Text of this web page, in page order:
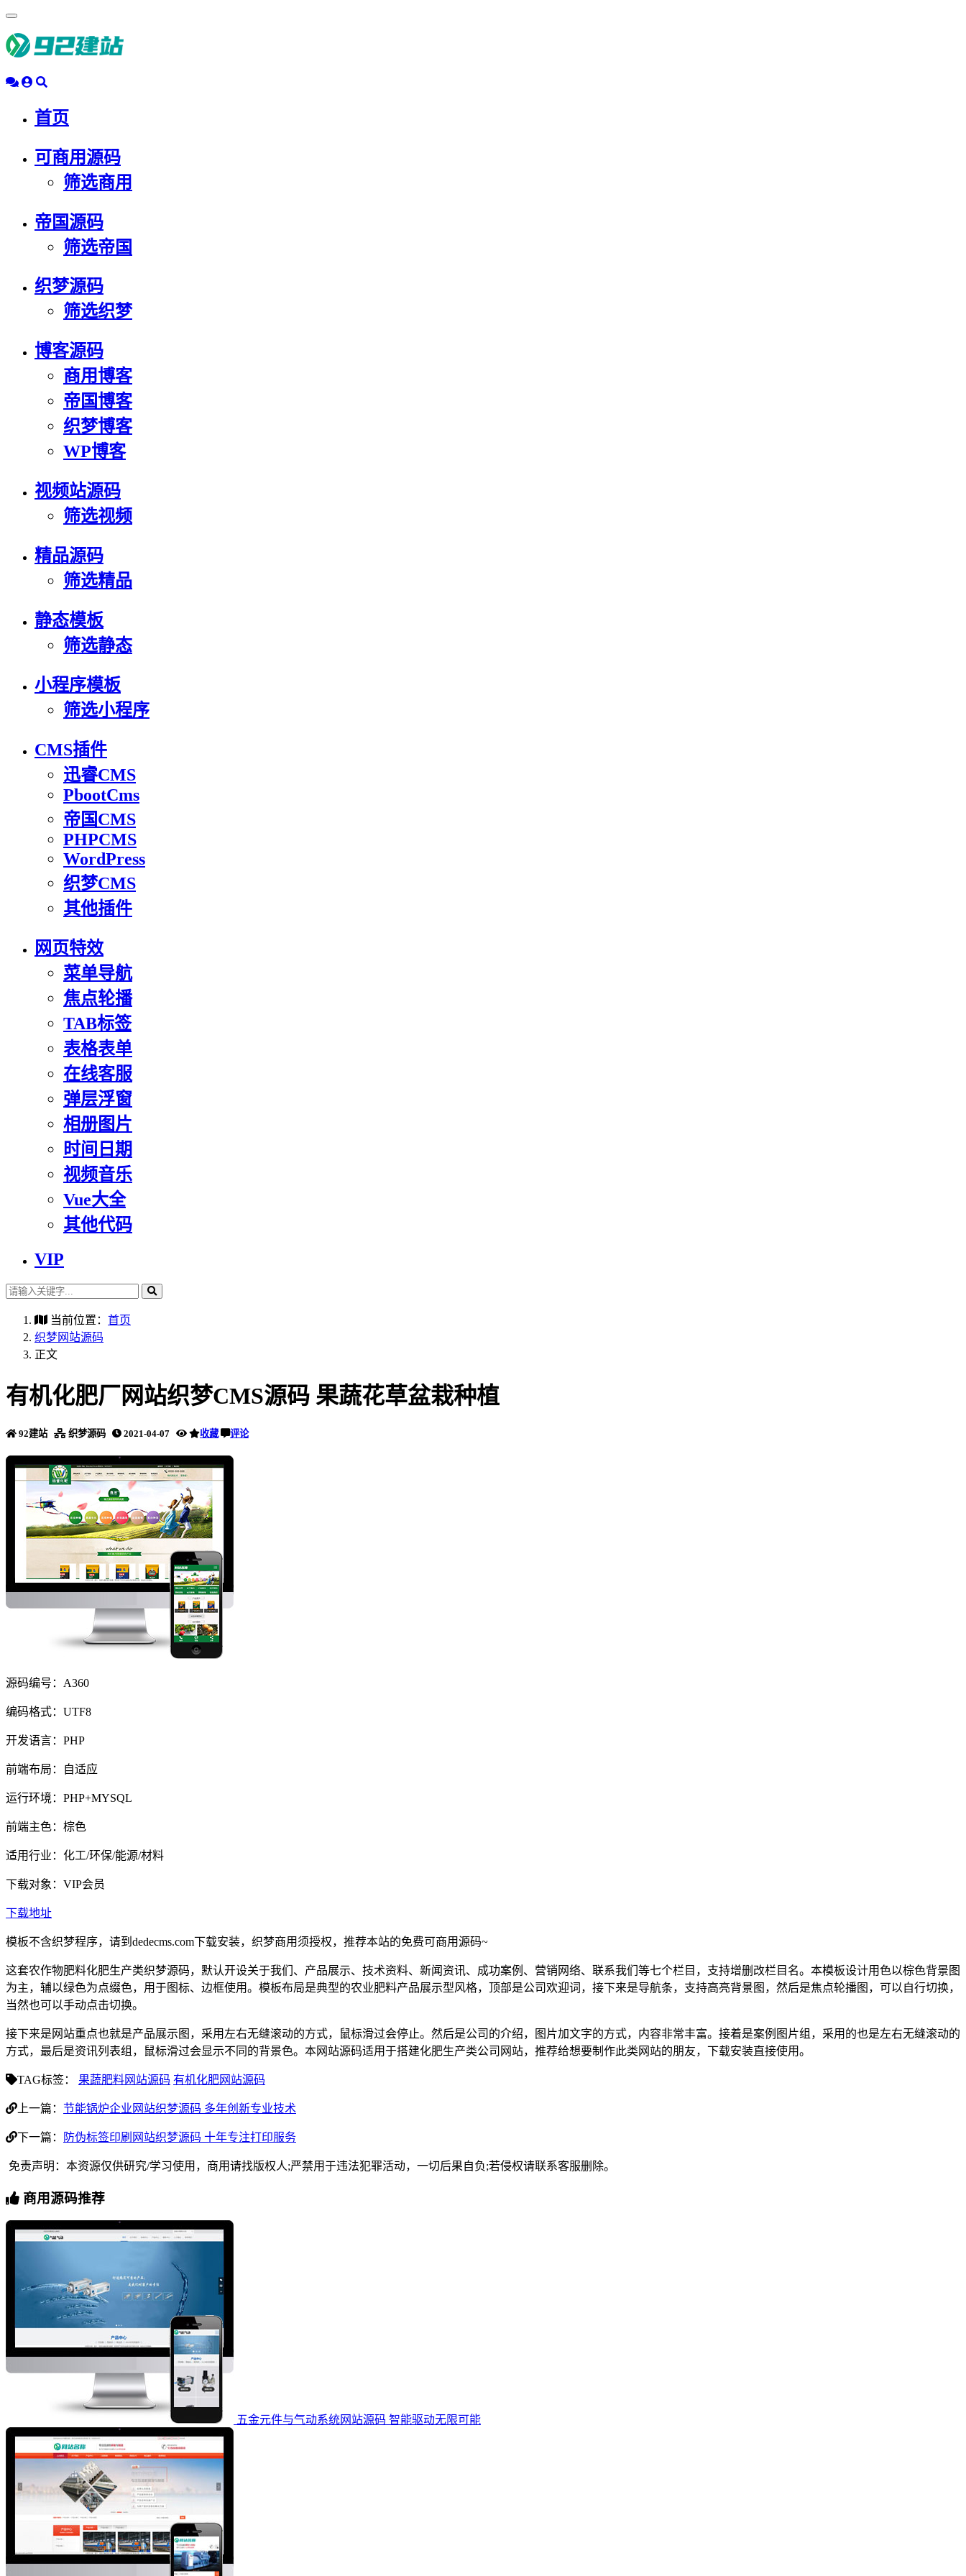
动
导
首页
可商用源码
筛选商用
帝国源码
筛选帝国
织梦源码
筛选织梦
博客源码
商用博客
帝国博客
织梦博客
WP博客
视频站源码
筛选视频
精品源码
筛选精品
静态模板
筛选静态
小程序模板
筛选小程序
CMS插件
迅睿CMS
PbootCms
帝国CMS
PHPCMS
WordPress
织梦CMS
其他插件
网页特效
菜单导航
焦点轮播
TAB标签
表格表单
在线客服
弹层浮窗
相册图片
时间日期
视频音乐
Vue大全
其他代码
VIP
当前位置： 首页
织梦网站源码
正文
有机化肥厂网站织梦CMS源码 果蔬花草盆栽种植
92建站 织梦源码 2021-04-07 收藏 评论
源码编号：A360
编码格式：UTF8
开发语言：PHP
前端布局：自适应
运行环境：PHP+MYSQL
前端主色：棕色
适用行业：化工/环保/能源/材料
下载对象：VIP会员
下载地址
模板不含织梦程序，请到dedecms.com下载安装，织梦商用须授权，推荐本站的免费可商用源码~
这套农作物肥料化肥生产类织梦源码，默认开设关于我们、产品展示、技术资料、新闻资讯、成功案例、营销网络、联系我们等七个栏目，支持增删改栏目名。本模板设计用色以棕色背景图
为主，辅以绿色为点缀色，用于图标、边框使用。模板布局是典型的农业肥料产品展示型风格，顶部是公司欢迎词，接下来是导航条，支持高亮背景图，然后是焦点轮播图，可以自行切换，
当然也可以手动点击切换。
接下来是网站重点也就是产品展示图，采用左右无缝滚动的方式，鼠标滑过会停止。然后是公司的介绍，图片加文字的方式，内容非常丰富。接着是案例图片组，采用的也是左右无缝滚动的
方式，最后是资讯列表组，鼠标滑过会显示不同的背景色。本网站源码适用于搭建化肥生产类公司网站，推荐给想要制作此类网站的朋友，下载安装直接使用。
TAG标签： 果蔬肥料网站源码 有机化肥网站源码
上一篇： 节能锅炉企业网站织梦源码 多年创新专业技术
下一篇： 防伪标签印刷网站织梦源码 十年专注打印服务
免责声明：本资源仅供研究/学习使用，商用请找版权人;严禁用于违法犯罪活动，一切后果自负;若侵权请联系客服删除。
商用源码推荐
五金元件与气动系统网站源码 智能驱动无限可能